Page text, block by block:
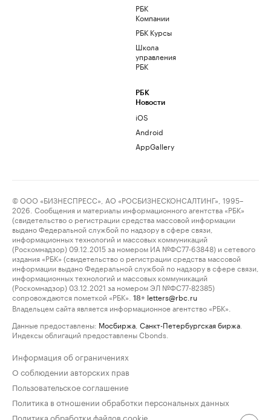
РБК
Компании
РБК Курсы
Школа
управления
РБК
РБК
Новости
iOS
Android
AppGallery
© ООО «БИЗНЕСПРЕСС», АО «РОСБИЗНЕСКОНСАЛТИНГ», 1995–
2026. Сообщения и материалы информационного агентства «РБК»
(свидетельство о регистрации средства массовой информации
выдано Федеральной службой по надзору в сфере связи,
информационных технологий и массовых коммуникаций
(Роскомнадзор) 09.12.2015 за номером ИА №ФС77-63848) и сетевого
издания «РБК» (свидетельство о регистрации средства массовой
информации выдано Федеральной службой по надзору в сфере связи,
информационных технологий и массовых коммуникаций
(Роскомнадзор) 03.12.2021 за номером ЭЛ №ФС77-82385)
сопровождаются пометкой «РБК».
18+ letters@rbc.ru
Владельцем сайта является информационное агентство «РБК».
Данные предоставлены: Мосбиржа Санкт-Петербургская биржа
Индексы облигаций предоставлены Cbonds.
Информация об ограничениях
О соблюдении авторских прав
Пользовательское соглашение
Политика в отношении обработки персональных данных
Политика обработки файлов cookie